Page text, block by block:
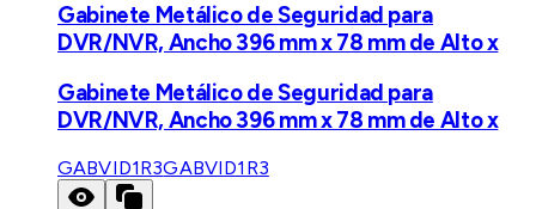
Gabinete Metálico de Seguridad para
DVR/NVR, Ancho 396 mm x 78 mm de Alto x
Gabinete Metálico de Seguridad para
DVR/NVR, Ancho 396 mm x 78 mm de Alto x
GABVID1R3GABVID1R3